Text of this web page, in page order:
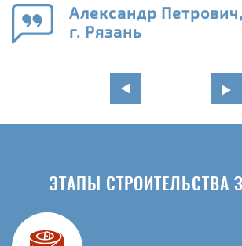
Александр Петрович,
г. Рязань
ЭТАПЫ СТРОИТЕЛЬСТВА